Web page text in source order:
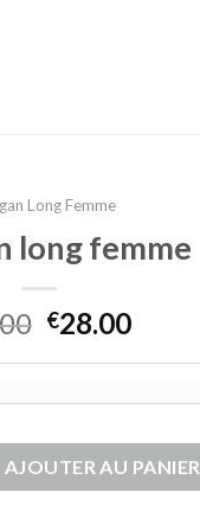
Long Femme
long femme
€28.00
AJOUTER AU PANIER